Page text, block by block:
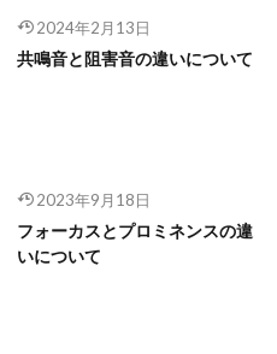
2024年2月13日
共鳴音と阻害音の違いについて
2023年9月18日
フォーカスとプロミネンスの違
いについて